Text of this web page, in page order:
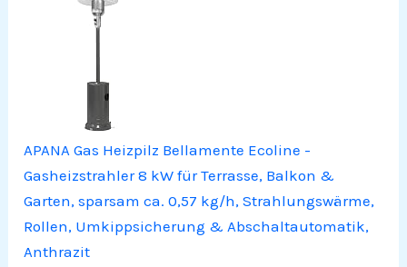
APANA Gas Heizpilz Bellamente Ecoline -
Gasheizstrahler 8 kW für Terrasse, Balkon &
Garten, sparsam ca. 0,57 kg/h, Strahlungswärme,
Rollen, Umkippsicherung & Abschaltautomatik,
Anthrazit